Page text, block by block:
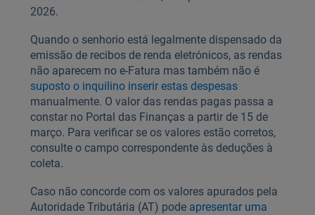
2026.
Quando o senhorio está legalmente dispensado da
emissão de recibos de renda eletrónicos, as rendas
não aparecem no e‑Fatura mas também não é
suposto o inquilino inserir estas despesas
manualmente. O valor das rendas pagas passa a
constar no Portal das Finanças a partir de 15 de
março. Para verificar se os valores estão corretos,
consulte o campo correspondente às deduções à
coleta.
Caso não concorde com os valores apurados pela
Autoridade Tributária (AT) pode apresentar uma